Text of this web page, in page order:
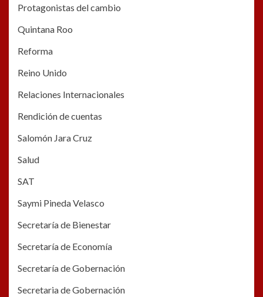
Protagonistas del cambio
Quintana Roo
Reforma
Reino Unido
Relaciones Internacionales
Rendición de cuentas
Salomón Jara Cruz
Salud
SAT
Saymi Pineda Velasco
Secretaría de Bienestar
Secretaría de Economía
Secretaría de Gobernación
Secretaria de Gobernación